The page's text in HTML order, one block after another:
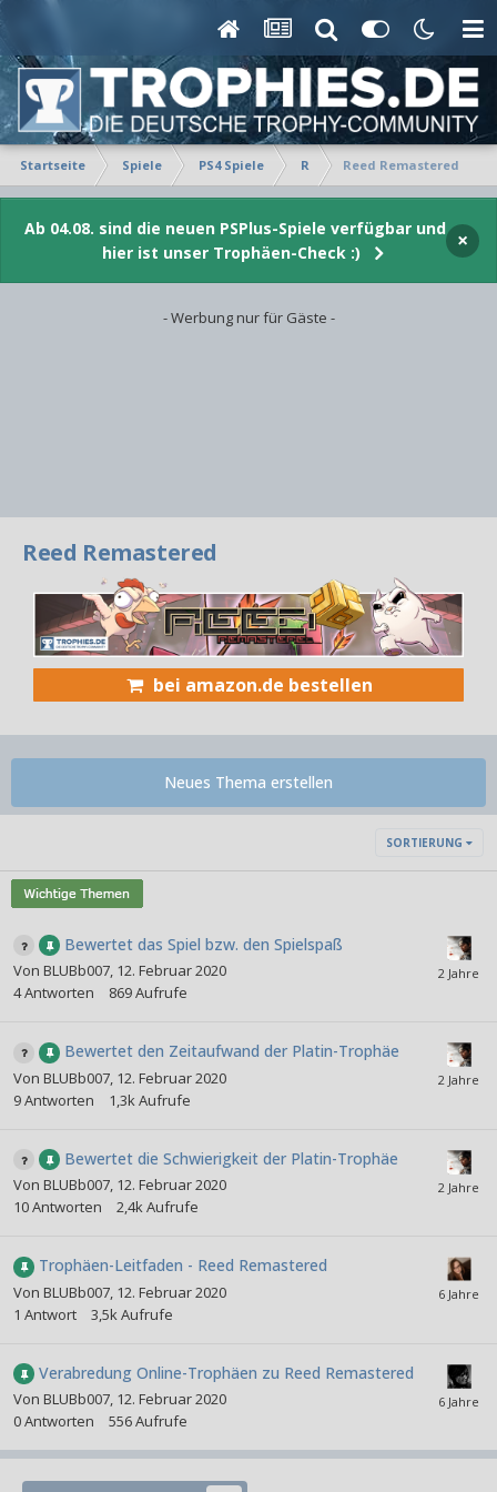
Startseite Spiele PS4 Spiele R Reed Remastered
Ab 04.08. sind die neuen PSPlus-Spiele verfügbar und
hier ist unser Trophäen-Check :)
×
- Werbung nur für Gäste -
Reed Remastered
bei amazon.de bestellen
Neues Thema erstellen
SORTIERUNG
Bewertet das Spiel bzw. den Spielspaß
Von BLUBb007, 12. Februar 2020
4Antworten 869Aufrufe
Bewertet den Zeitaufwand der Platin-Trophäe
Von BLUBb007, 12. Februar 2020
9Antworten 1,3kAufrufe
Bewertet die Schwierigkeit der Platin-Trophäe
Von BLUBb007, 12. Februar 2020
10Antworten 2,4kAufrufe
Trophäen-Leitfaden - Reed Remastered
Von BLUBb007, 12. Februar 2020
1 Antwort 3,5kAufrufe
Verabredung Online-Trophäen zu Reed Remastered
Von BLUBb007, 12. Februar 2020
0Antworten 556Aufrufe